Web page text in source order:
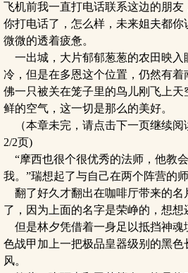
飞机前我一直打电话联系这边的朋
你打电话了，怎么样，未来姐夫都你
微微的透着疲惫。
一出城，大片郁郁葱葱的农田映入
冷，但是在多恩这个位置，仍然有
佛一只被关在笼子里的鸟儿刚飞上
鲜的空气，这一切是那么的美好。
（本章未完，请点击下一页继续阅
2/2页)
“摩西也很个很优秀的法师，他教
我。”瑞想起了与自己在两个阵营的
翻了好久才翻出在咖啡厅带来的名
了，因为上面的名字是荣峥的，想想
但是林夕凭借着一身足以抵挡神魂
色战甲加上一把极品皇器级别的黑色
风。